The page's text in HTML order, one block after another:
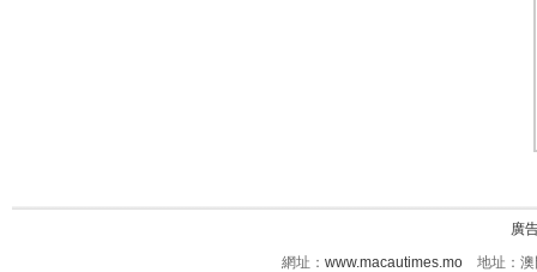
廣
網址： www.macautimes.mo 地址：澳